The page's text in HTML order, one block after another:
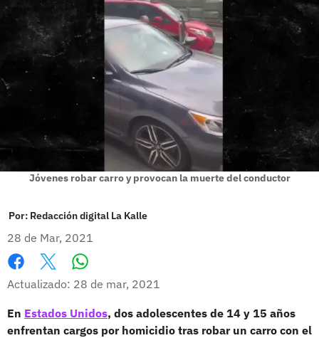
Jóvenes robar carro y provocan la muerte del conductor
Por: Redacción digital La Kalle
28 de Mar, 2021
Facebook
X
Actualizado: 28 de mar, 2021
En Estados Unidos, dos adolescentes de 14 y 15 años
enfrentan cargos por homicidio tras robar un carro con el